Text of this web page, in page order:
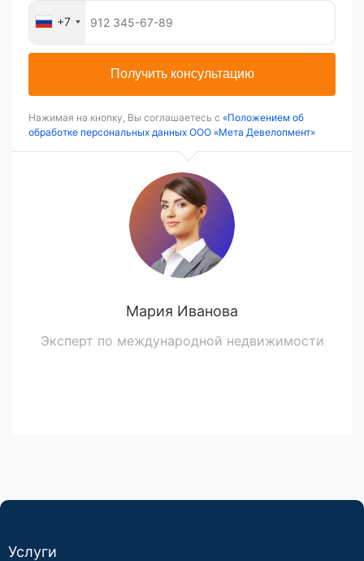
+7
Получить консультацию
Нажимая на кнопку, Вы соглашаетесь с «Положением об
обработке персональных данных ООО «Мета Девелопмент»
Мария Иванова
Эксперт по международной недвижимости
Услуги